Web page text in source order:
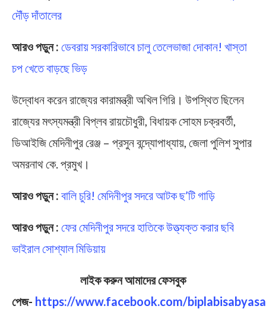
দৌঁড় দাঁতালের
আরও পড়ুন : ডেবরায় সরকারিভাবে চালু তেলেভাজা দোকান! খাস্তা
চপ খেতে বাড়ছে ভিড়
উদ্বোধন করেন রাজ্যের কারামন্ত্রী অখিল গিরি। উপস্থিত ছিলেন
রাজ্যের মৎস্যমন্ত্রী বিপ্লব রায়চৌধুরী, বিধায়ক সোহম চক্রবর্তী,
ডিআইজি মেদিনীপুর রেঞ্জ – প্রসুন বন্দ্যোপাধ্যায়, জেলা পুলিশ সুপার
অমরনাথ কে. প্রমুখ।
আরও পড়ুন : বালি চুরি! মেদিনীপুর সদরে আটক ছ’টি গাড়ি
আরও পড়ুন : ফের মেদিনীপুর সদরে হাতিকে উত্ত্যক্ত করার ছবি
ভাইরাল সোশ্যাল মিডিয়ায়
লাইক করুন আমাদের ফেসবুক
পেজ- https://www.facebook.com/